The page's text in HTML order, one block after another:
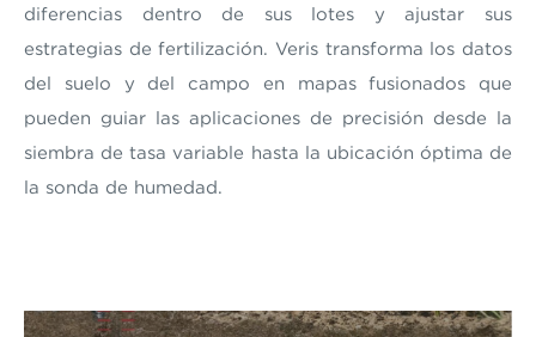
diferencias dentro de sus lotes y ajustar sus
estrategias de fertilización. Veris transforma los datos
del suelo y del campo en mapas fusionados que
pueden guiar las aplicaciones de precisión desde la
siembra de tasa variable hasta la ubicación óptima de
la sonda de humedad.